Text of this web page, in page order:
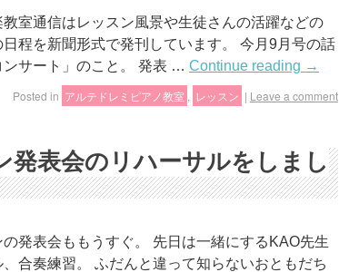
室通信はレッスン風景や生徒さんの活躍などの
程を新聞形式で発刊しています。 今月9月号の話
サート」のこと。 発表 … Continue reading →
Posted in アルテドレミピアノ教室 レッスン | Leave a comment
発表会のリハーサルをしまし
発表会ももうすぐ。 先日は一緒にするKAO先生
合奏練習。 ふだんと違って知らないおともだち